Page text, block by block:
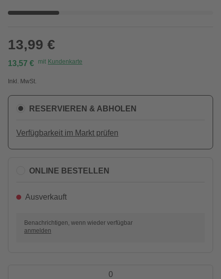
13,99 €
13,57 € mit Kundenkarte
Inkl. MwSt.
RESERVIEREN & ABHOLEN
Verfügbarkeit im Markt prüfen
ONLINE BESTELLEN
Ausverkauft
Benachrichtigen, wenn wieder verfügbar
anmelden